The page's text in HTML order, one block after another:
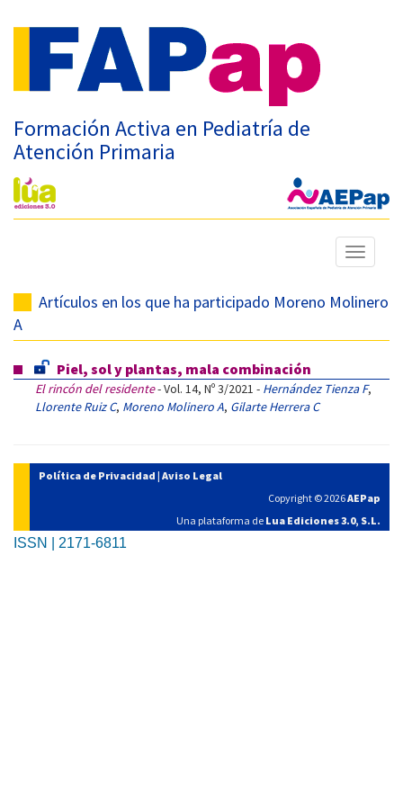
Formación Activa en Pediatría de
Atención Primaria
Mostrar
menú
Artículos en los que ha participado Moreno Molinero
A
Piel, sol y plantas, mala combinación
El rincón del residente- Vol. 14, Nº 3/2021 - Hernández Tienza F,
Llorente Ruiz C, Moreno Molinero A, Gilarte Herrera C
Política de Privacidad | Aviso Legal
Copyright © 2026AEPap
Una plataforma de Lua Ediciones 3.0, S.L.
ISSN | 2171-6811